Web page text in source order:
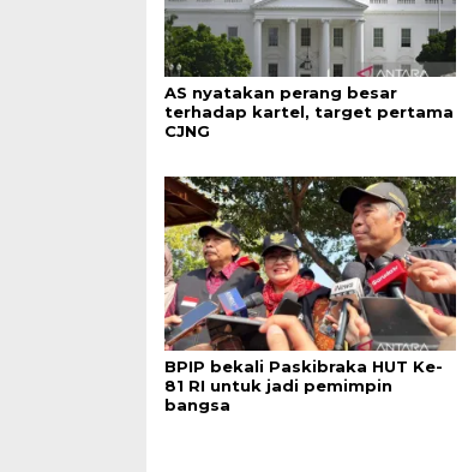
AS nyatakan perang besar
terhadap kartel, target pertama
CJNG
BPIP bekali Paskibraka HUT Ke-
81 RI untuk jadi pemimpin
bangsa